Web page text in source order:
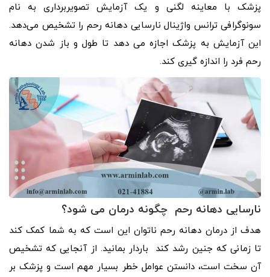
پزشک با معاینه لگنی و یک آزمایش تصویربرداری به نام
سونوگرافی ترانس واژینال نارسایی دهانه رحم را تشخیص می‌دهد.
این آزمایش به پزشک اجازه می دهد تا طول و باز شدن دهانه
رحم فرد را اندازه گیری کند.
نارسایی دهانه رحم چگونه درمان می شود؟
هدف از درمان دهانه رحم ناتوان این است که به شما کمک کند
تا زمانی که جنین رشد کند باردار بمانید. از آنجایی که تشخیص
آن سخت است، دانستن عوامل خطر بسیار مهم است و پزشک بر